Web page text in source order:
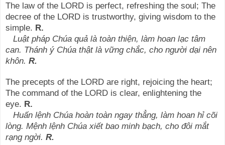
The law of the LORD is perfect, refreshing the soul; The
decree of the LORD is trustworthy, giving wisdom to the
simple. R.
Luật pháp Chúa quả là toàn thiện, làm hoan lạc tâm
can. Thánh ý Chúa thật là vững chắc, cho người dại nên
khôn. R.
The precepts of the LORD are right, rejoicing the heart;
The command of the LORD is clear, enlightening the
eye. R.
Huấn lệnh Chúa hoàn toàn ngay thẳng, làm hoan hỉ cõi
lòng. Mệnh lệnh Chúa xiết bao minh bạch, cho đôi mắt
rạng ngời. R.